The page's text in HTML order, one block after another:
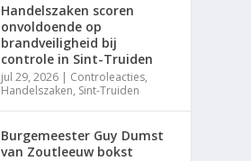
Handelszaken scoren
onvoldoende op
brandveiligheid bij
controle in Sint-Truiden
jul 29, 2026 | Controleacties,
Handelszaken, Sint-Truiden
Burgemeester Guy Dumst
van Zoutleeuw bokst